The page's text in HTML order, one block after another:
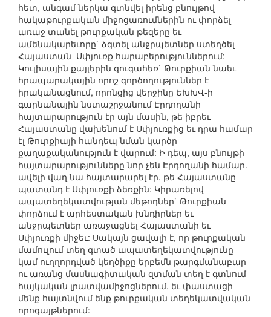
հետ, անգամ ներկա գտնվել իրենց բնույթով
հակաթուրքական միջոցառումներին ու փորձել
առաջ տանել թուրքական թեզերը եւ
ամենակարեւորը` ձգտել անջրպետներ ստեղծել
Հայաստան–Սփյուռք հարաբերություններում:
Կուլիսային քայլերին զուգահեռ` Թուրքիան նաեւ
հրապարակային որոշ գործողություններ է
իրականացնում, որոնցից վերջինը ԵԽԽՎ-ի
գարնանային նստաշրջանում Էրդողանի
հայտարարություն էր այն մասին, թե իբրեւ
Հայաստանը վախենում է Սփյուռքից եւ դրա համար
էլ Թուրքիայի հանդեպ նման կարծր
քաղաքականություն է վարում: Ի դեպ, այս բնույթի
հայտարարությունները նոր չեն Էրդողանի համար.
ավելի վաղ նա հայտարարել էր, թե Հայաստանը
պատանդ է Սփյուռքի ձեռքին: Կիրառելով
ապատեղեկատվության մեթոդներ` Թուրքիան
փորձում է արհեստական խնդիրներ եւ
անջրպետներ առաջացնել Հայաստանի եւ
Սփյուռքի միջեւ: Սակայն ցավալի է, որ թուրքական
մամուլում տեղ գտած ապատեղեկատվությունը
կամ ուղղորդված կեղծիքը երբեմն թարգմանաբար
ու առանց մասնագիտական զտման տեղ է գտնում
հայկական լրատվամիջոցներում, եւ փաստացի
մենք հայտնվում ենք թուրքական տեղեկատվական
որոգայթներում: